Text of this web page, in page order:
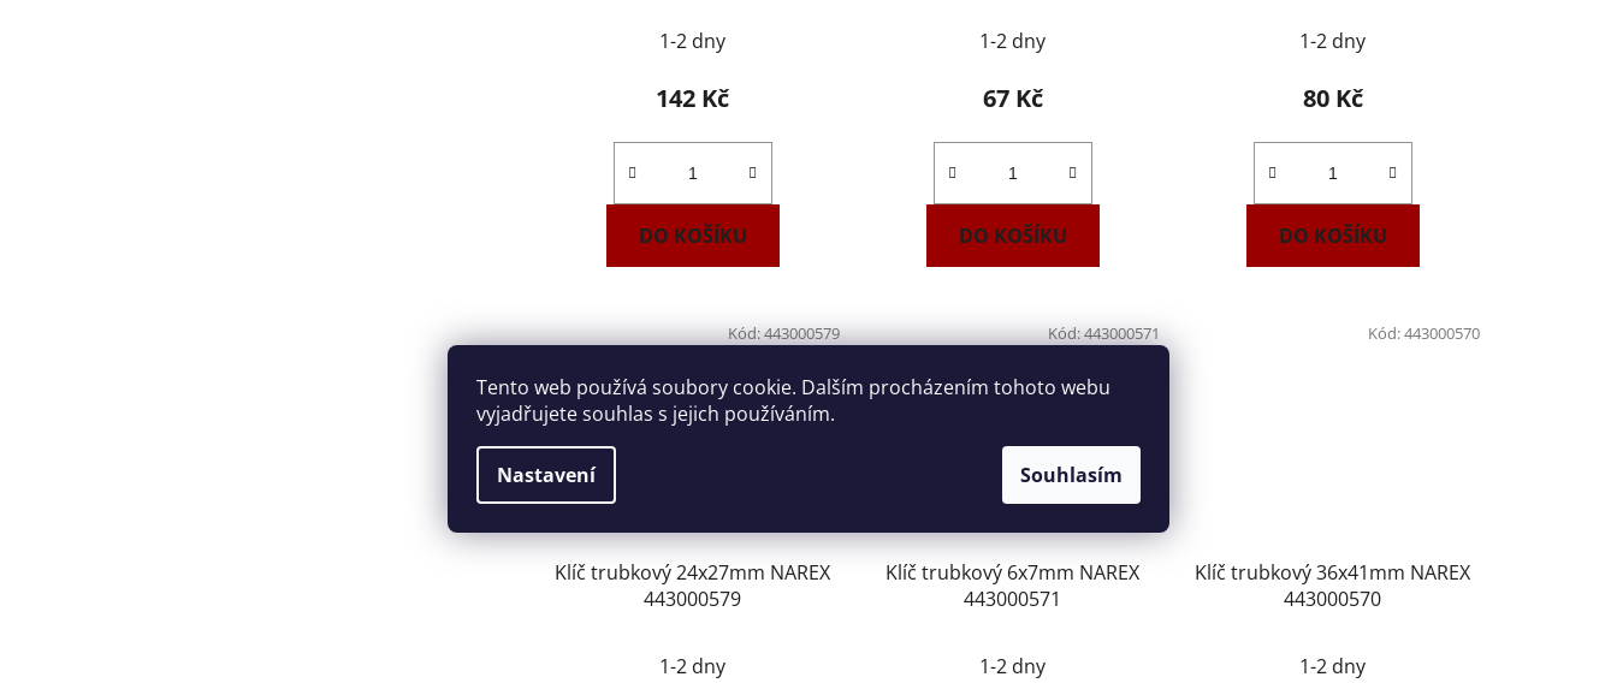
Tento web používá soubory cookie. Dalším procházením tohoto webu
vyjadřujete souhlas s jejich používáním.
Nastavení Souhlasím
1-2 dny
142 Kč
DO KOŠÍKU
1-2 dny
67 Kč
DO KOŠÍKU
1-2 dny
80 Kč
DO KOŠÍKU
Klíč trubkový 24x27mm NAREX
443000579
1-2 dny
Kód:443000579
Klíč trubkový 6x7mm NAREX
443000571
1-2 dny
Kód:443000571
Klíč trubkový 36x41mm NAREX
443000570
1-2 dny
Kód:443000570